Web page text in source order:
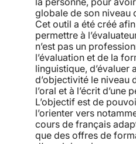
globale de son niveau
Cet outil a été créé
permettre à
n’est pas un
l’évaluation et de la
linguistique, d’évaluer
d’objectivité le niveau
l’oral et à l’écrit d’une
L’objectif est de
l’orienter vers
cours de français
que des offres de